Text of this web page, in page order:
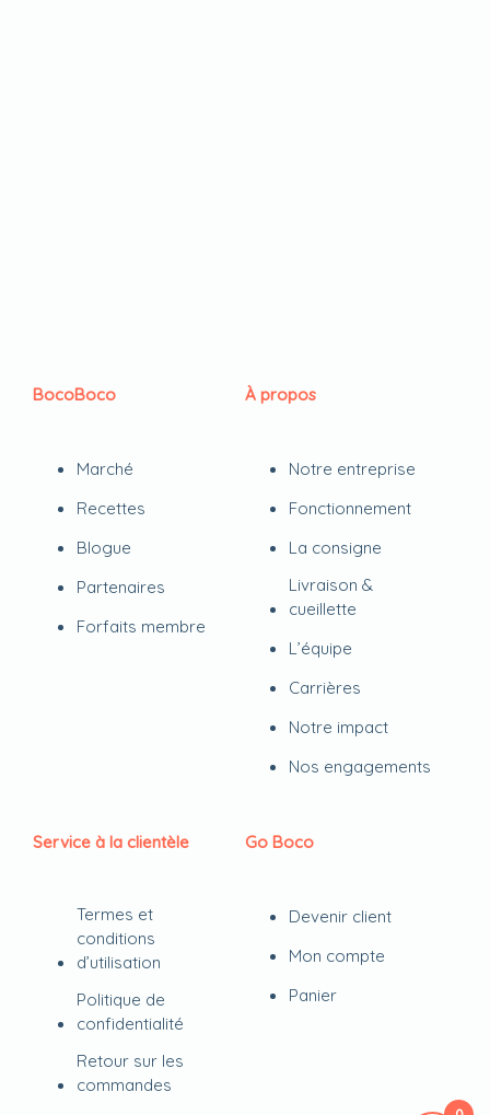
BocoBoco
Marché
Recettes
Blogue
Partenaires
Forfaits membre
À propos
Notre entreprise
Fonctionnement
La consigne
Livraison &
cueillette
L’équipe
Carrières
Notre impact
Nos engagements
Service à la clientèle
Termes et
conditions
d’utilisation
Politique de
confidentialité
Retour sur les
commandes
Go Boco
Devenir client
Mon compte
Panier